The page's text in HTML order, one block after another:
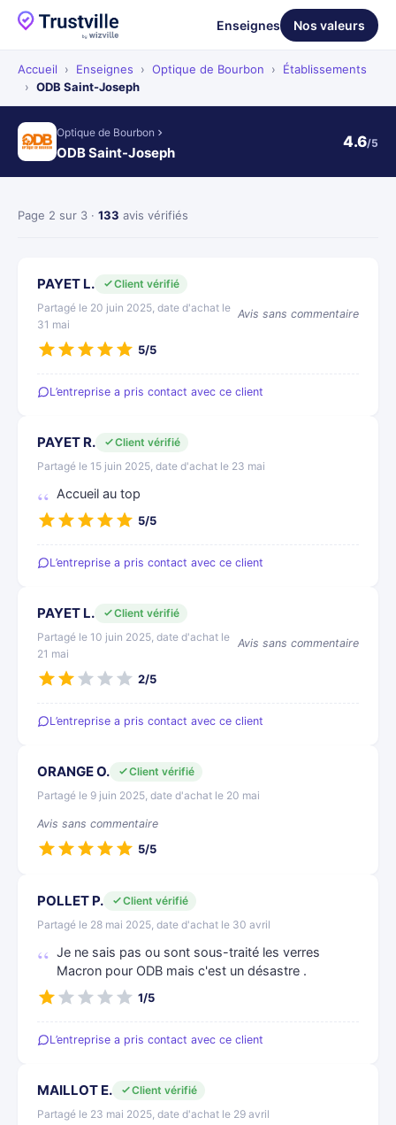
Enseignes Nos valeurs
Accueil › Enseignes › Optique de Bourbon ›
Établissements
› ODB Saint-Joseph
Optique de Bourbon
ODB Saint-Joseph
4.6/5
Page 2 sur 3 · 133 avis vérifiés
PAYET L.
Client vérifié
Partagé le 20 juin 2025, date d'achat le
31 mai
Avis sans commentaire
5/5
L’entreprise a pris contact avec ce client
PAYET R.
Client vérifié
Partagé le 15 juin 2025, date d'achat le 23 mai
Accueil au top
5/5
L’entreprise a pris contact avec ce client
PAYET L.
Client vérifié
Partagé le 10 juin 2025, date d'achat le
21 mai
Avis sans commentaire
2/5
L’entreprise a pris contact avec ce client
ORANGE O.
Client vérifié
Partagé le 9 juin 2025, date d'achat le 20 mai
Avis sans commentaire
5/5
POLLET P.
Client vérifié
Partagé le 28 mai 2025, date d'achat le 30 avril
Je ne sais pas ou sont sous-traité les verres
Macron pour ODB mais c'est un désastre .
1/5
L’entreprise a pris contact avec ce client
MAILLOT E.
Client vérifié
Partagé le 23 mai 2025, date d'achat le 29 avril